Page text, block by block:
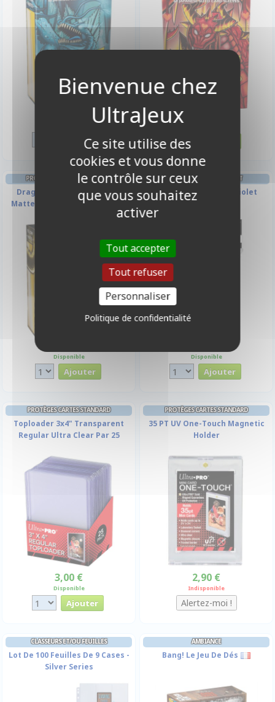
PROTÈGES CARTES FORMAT JAP
Dragon Shield Sleeves Mini
Matte - Yellow - Jaune - par 60
Disponible
DECK BOX ET RANGEMENT
Deck Box Ultrapro - Violet
Disponible
PROTÈGES CARTES STANDARD
Toploader 3x4" Transparent
Regular Ultra Clear Par 25
3,00 €
Disponible
PROTÈGES CARTES STANDARD
35 PT UV One-Touch Magnetic
Holder
2,90 €
Indisponible
CLASSEURS ET/OU FEUILLES
Lot De 100 Feuilles De 9 Cases -
Silver Series
AMBIANCE
Bang! Le Jeu De Dés
Ce site utilise des
cookies et vous donne
le contrôle sur ceux
que vous souhaitez
activer
Tout accepter
Tout refuser
Personnaliser
Politique de confidentialité